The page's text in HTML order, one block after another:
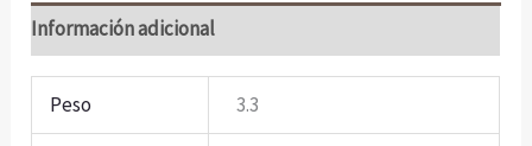
Información adicional
Peso 3.3